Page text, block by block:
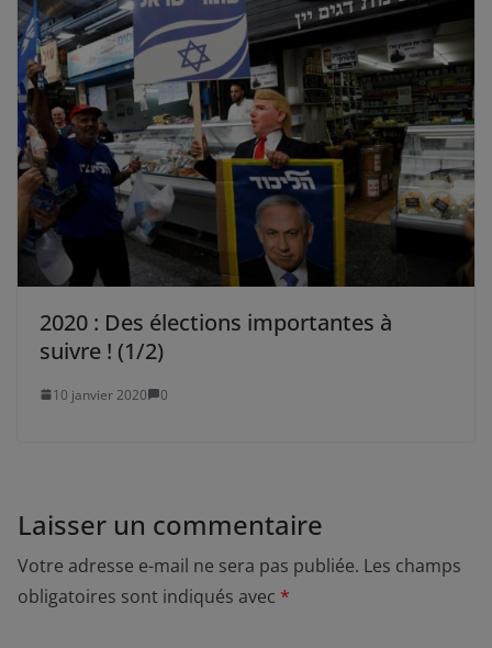
2020 : Des élections importantes à
suivre ! (1/2)
10 janvier 2020 0
Laisser un commentaire
Votre adresse e-mail ne sera pas publiée. Les champs
obligatoires sont indiqués avec *